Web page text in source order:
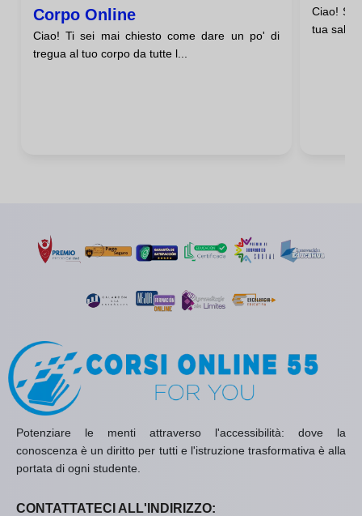
Corpo Online
Ciao! Ti sei mai chiesto come dare un po' di
tregua al tuo corpo da tutte l...
Ciao!
tua
Potenziare le menti attraverso l'accessibilità: dove la
conoscenza è un diritto per tutti e l'istruzione trasformativa è alla
portata di ogni studente.
CONTATTATECI ALL'INDIRIZZO: